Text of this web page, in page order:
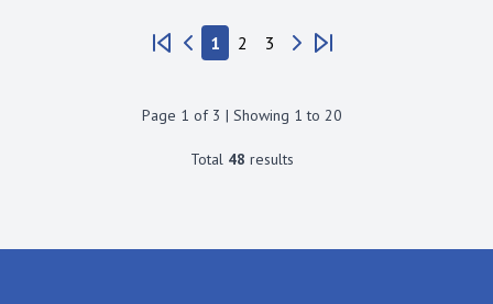
1 2 3
Page 1 of 3 | Showing 1 to 20
Total 48 results